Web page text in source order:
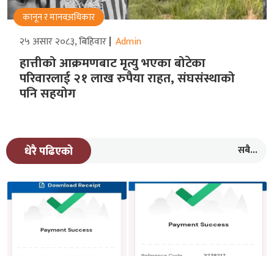
कानून र मानवअधिकार
२५ असार २०८३, बिहिवार Admin
हात्तीको आक्रमणबाट मृत्यु भएका बोटेका
परिवारलाई २१ लाख रुपैया राहत, संघसंस्थाको
पनि सहयोग
धेरै पढिएको सबै...